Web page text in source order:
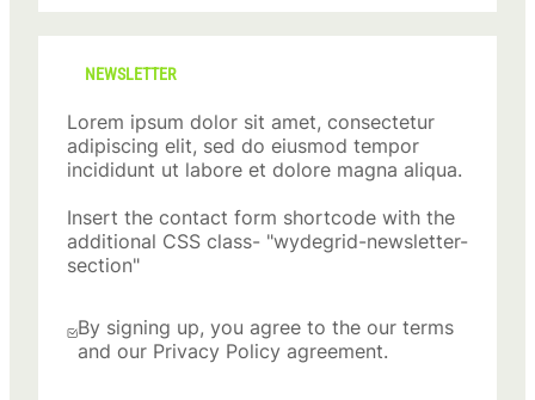
NEWSLETTER
Lorem ipsum dolor sit amet, consectetur
adipiscing elit, sed do eiusmod tempor
incididunt ut labore et dolore magna aliqua.
Insert the contact form shortcode with the
additional CSS class- "wydegrid-newsletter-
section"
By signing up, you agree to the our terms
and our Privacy Policy agreement.